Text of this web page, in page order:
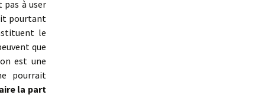
pas à user
pourtant
le
que
est une
pourrait
la part